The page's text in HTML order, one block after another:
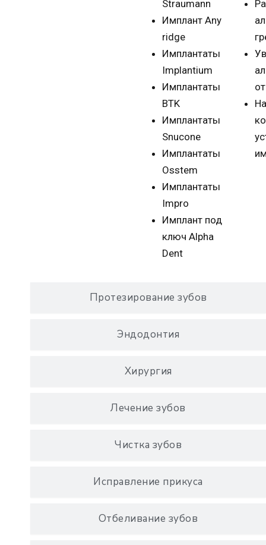
Протезирование зубов
Эндодонтия
Хирургия
Лечение зубов
Чистка зубов
Исправление прикуса
Отбеливание зубов
Straumann
Имплант Any
ridge
Имплантаты
Implantium
Имплантаты
BTK
Имплантаты
Snucone
Имплантаты
Osstem
Имплантаты
Impro
Имплант под
ключ Alpha
Dent